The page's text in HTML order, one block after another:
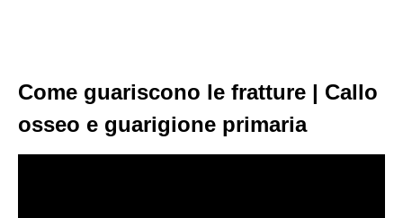
Come guariscono le fratture | Callo
osseo e guarigione primaria